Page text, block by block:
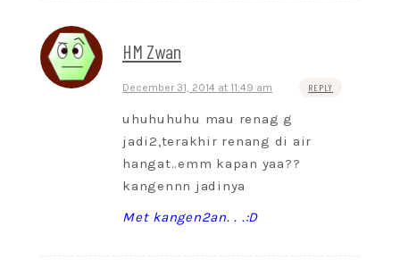
HM Zwan
December 31, 2014 at 11:49 am REPLY
uhuhuhuhu mau renag g
jadi2,terakhir renang di air
hangat..emm kapan yaa??
kangennn jadinya
Met kangen2an. . .:D